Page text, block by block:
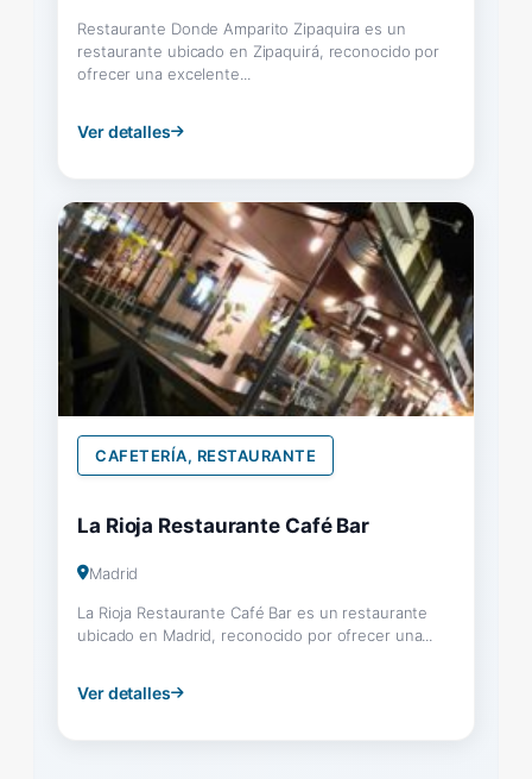
Restaurante Donde Amparito Zipaquira es un
restaurante ubicado en Zipaquirá, reconocido por
ofrecer una excelente...
Ver detalles
CAFETERÍA, RESTAURANTE
La Rioja Restaurante Café Bar
Madrid
La Rioja Restaurante Café Bar es un restaurante
ubicado en Madrid, reconocido por ofrecer una...
Ver detalles